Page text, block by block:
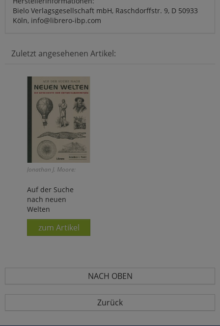
Bielo Verlagsgesellschaft mbH, Raschdorffstr. 9, D 50933
Köln, info@librero-ibp.com
Zuletzt angesehenen Artikel:
Jonathan J. Moore:
Auf der Suche
nach neuen
Welten
zum Artikel
NACH OBEN
Zurück